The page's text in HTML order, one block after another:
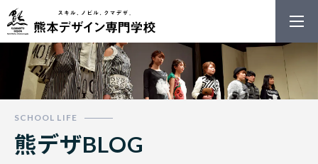
熊本デザイン
熊デザBLOG